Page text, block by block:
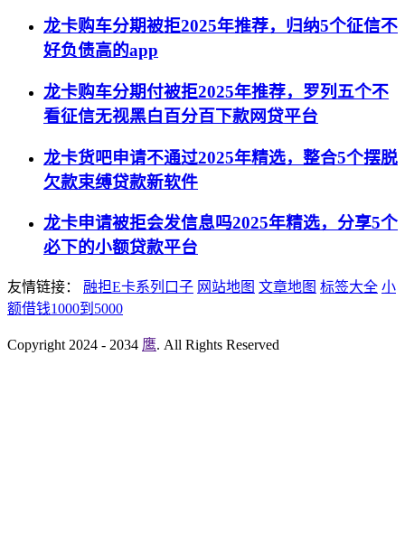
龙卡购车分期被拒2025年推荐，归纳5个征信不
好负债高的app
龙卡购车分期付被拒2025年推荐，罗列五个不
看征信无视黑白百分百下款网贷平台
龙卡货吧申请不通过2025年精选，整合5个摆脱
欠款束缚贷款新软件
龙卡申请被拒会发信息吗2025年精选，分享5个
必下的小额贷款平台
友情链接： 融担E卡系列口子 网站地图 文章地图 标签大全 小
额借钱1000到5000
Copyright 2024 - 2034 鹰. All Rights Reserved